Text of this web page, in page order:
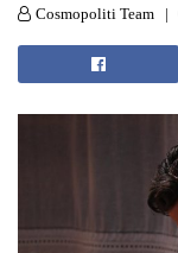
Cosmopoliti Team